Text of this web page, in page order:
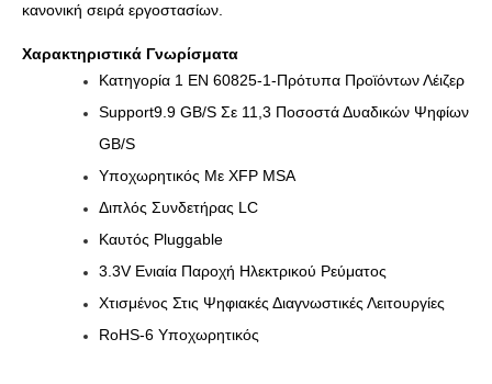
κανονική σειρά εργοστασίων.
Χαρακτηριστικά Γνωρίσματα
Κατηγορία 1 EN 60825-1-Πρότυπα Προϊόντων Λέιζερ
Support9.9 GB/s Σε 11,3 Ποσοστά Δυαδικών Ψηφίων
GB/s
Υποχωρητικός Με XFP MSA
Διπλός Συνδετήρας LC
Καυτός Pluggable
3.3V Ενιαία Παροχή Ηλεκτρικού Ρεύματος
Χτισμένος Στις Ψηφιακές Διαγνωστικές Λειτουργίες
RoHS-6 Υποχωρητικός